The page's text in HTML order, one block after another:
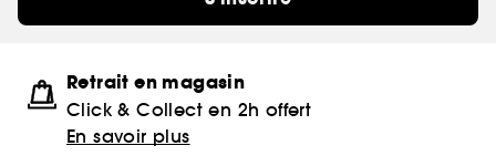
Retrait en magasin
Click & Collect en 2h offert
En savoir plus